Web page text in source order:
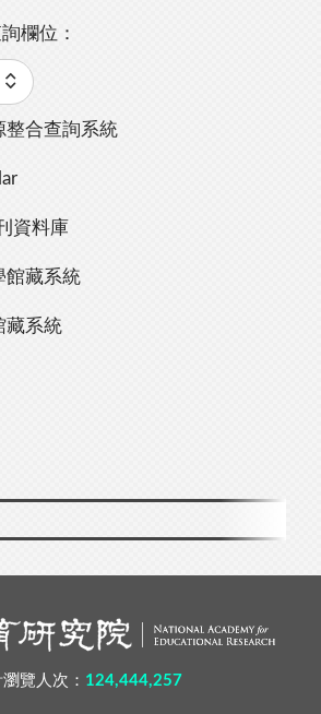
欄位：
整合查詢系統
資料庫
館藏系統
藏系統
瀏覽人次： 124,444,257